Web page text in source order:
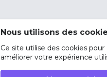
Nous utilisons des
Ce site utilise des cookies pour
améliorer votre expérience